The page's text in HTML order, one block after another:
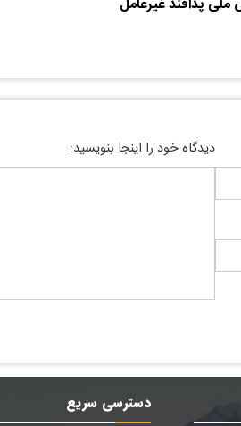
پدافند غیرعامل
دیدگاه خود را اینجا بنویسید:
دسترسی سریع